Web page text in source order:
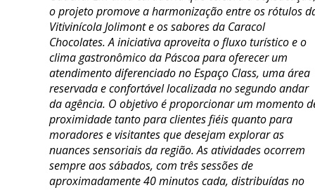
o projeto promove a harmonização entre os rótulos
Vitivinícola Jolimont e os sabores da Caracol
Chocolates. A iniciativa aproveita o fluxo turístico e o
clima gastronômico da Páscoa para oferecer um
atendimento diferenciado no Espaço Class, uma área
reservada e confortável localizada no segundo andar
da agência. O objetivo é proporcionar um momento
proximidade tanto para clientes fiéis quanto para
moradores e visitantes que desejam explorar as
nuances sensoriais da região. As atividades ocorrem
sempre aos sábados, com três sessões de
aproximadamente 40 minutos cada, distribuídas no